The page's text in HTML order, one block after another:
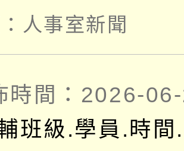
告分次招考】
人事室新聞
時間：2026-
班級.學員.時間